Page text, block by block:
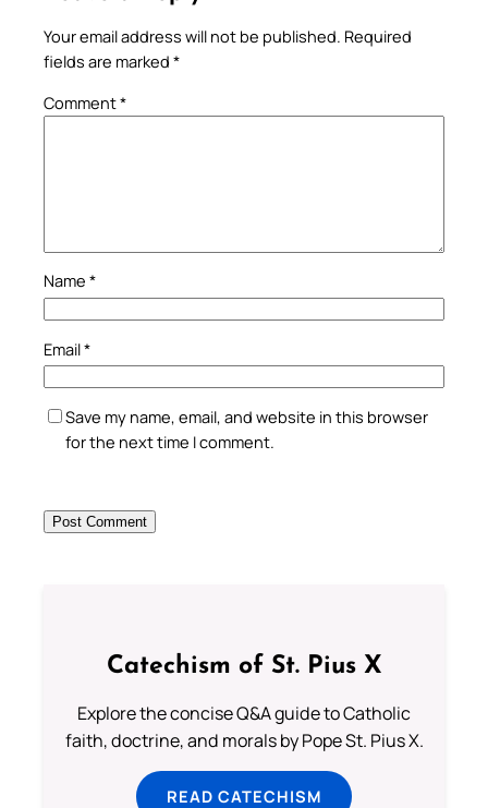
Your email address will not be published. Required
fields are marked *
Comment*
Name *
Email*
Save my name, email, and website in this browser
for the next time I comment.
Catechism of St. Pius X
Explore the concise Q&A guide to Catholic
faith, doctrine, and morals by Pope St. Pius X.
READ CATECHISM